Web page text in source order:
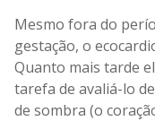
Mesmo fora do
gestação, o
Quanto mais tarde
tarefa de avaliá-lo
de sombra (o